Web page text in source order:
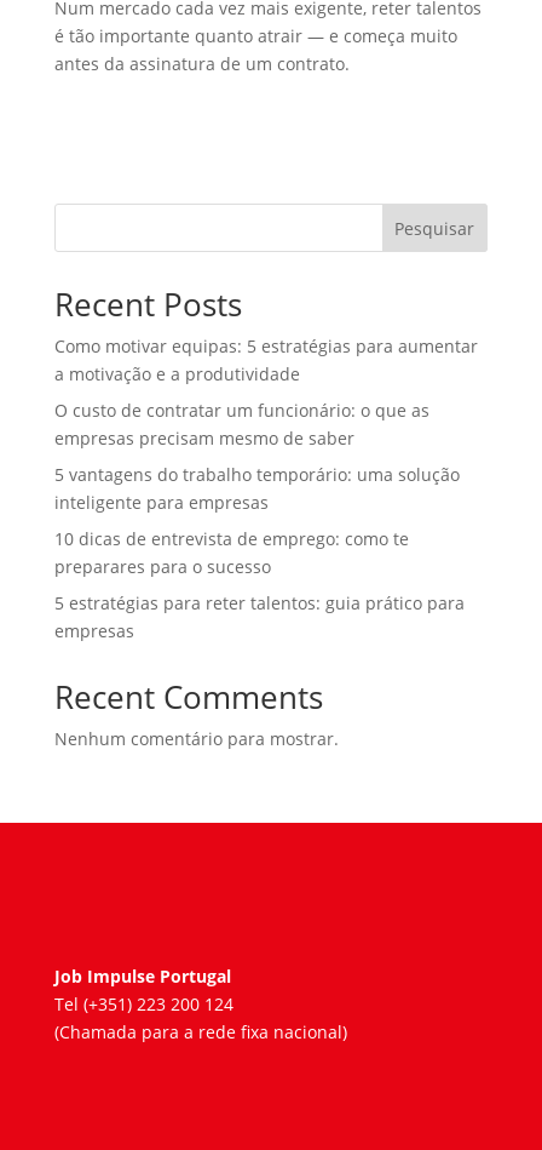
Num mercado cada vez mais exigente, reter talentos
é tão importante quanto atrair — e começa muito
antes da assinatura de um contrato.
Pesquisar
Recent Posts
Como motivar equipas: 5 estratégias para aumentar
a motivação e a produtividade
O custo de contratar um funcionário: o que as
empresas precisam mesmo de saber
5 vantagens do trabalho temporário: uma solução
inteligente para empresas
10 dicas de entrevista de emprego: como te
preparares para o sucesso
5 estratégias para reter talentos: guia prático para
empresas
Recent Comments
Nenhum comentário para mostrar.
Job Impulse Portugal
Tel (+351) 223 200 124
(Chamada para a rede fixa nacional)